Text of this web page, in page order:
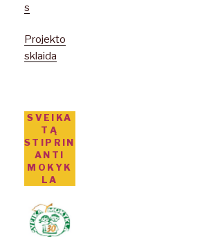
s
Projekto
sklaida
SVEIKA
TĄ
STIPRIN
ANTI
MOKYK
LA